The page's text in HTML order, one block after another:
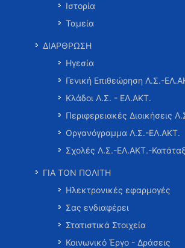
Ιστορία
Ταμεία
ΔΙΑΡΘΡΩΣΗ
Ηγεσία
Γενική Επιθεώρηση Λ.Σ.-
Κλάδοι Λ.Σ. - ΕΛ.ΑΚΤ.
Περιφερειακές Διοικήσεις
Οργανόγραμμα Λ.Σ.-ΕΛ.ΑΚΤ.
Σχολές Λ.Σ.-ΕΛ.ΑΚΤ.-
ΓΙΑ ΤΟΝ ΠΟΛΙΤΗ
Ηλεκτρονικές εφαρμογές
Σας ενδιαφέρει
Στατιστικά Στοιχεία
Κοινωνικό Έργο - Δράσεις